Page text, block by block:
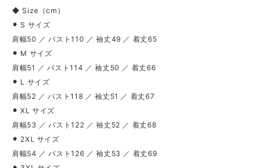
◆ Size（cm）
⚫︎ S サイズ
肩幅50 ／ バスト110 ／ 袖丈49 ／ 着丈65
⚫︎ M サイズ
肩幅51 ／ バスト114 ／ 袖丈50 ／ 着丈66
⚫︎ L サイズ
肩幅52 ／ バスト118 ／ 袖丈51 ／ 着丈67
⚫︎ XL サイズ
肩幅53 ／ バスト122 ／ 袖丈52 ／ 着丈68
⚫︎ 2XL サイズ
肩幅54 ／ バスト126 ／ 袖丈53 ／ 着丈69